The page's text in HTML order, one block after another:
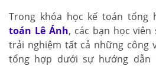
Trong khóa học kế toán tổng
toán Lê Ánh, các bạn học
trải nghiệm tất cả những công
tổng hợp dưới sự hướng dẫn